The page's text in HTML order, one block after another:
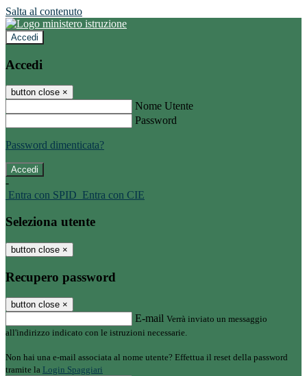
Salta al contenuto
Accedi
Accedi
button close ×
Nome Utente
Password
Password dimenticata?
-
Entra con SPID Entra con CIE
Seleziona utente
button close ×
Recupero password
button close ×
E-mail Verrà inviato un messaggio
all'indirizzo indicato con le istruzioni necessarie.
Non hai una e-mail associata al nome utente? Effettua il reset della password
tramite la Login Spaggiari